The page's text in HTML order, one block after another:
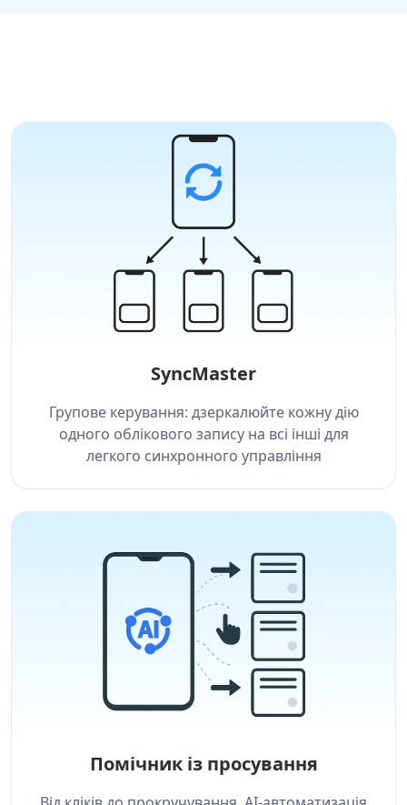
SyncMaster
Групове керування: дзеркалюйте кожну дію
одного облікового запису на всі інші для
легкого синхронного управління
Помічник із просування